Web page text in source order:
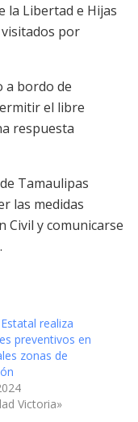
la Libertad e Hijas
por
a bordo de
el libre
respuesta
Tamaulipas
las medidas
Civil y comunicarse
realiza
preventivos en
zonas de
Victoria»